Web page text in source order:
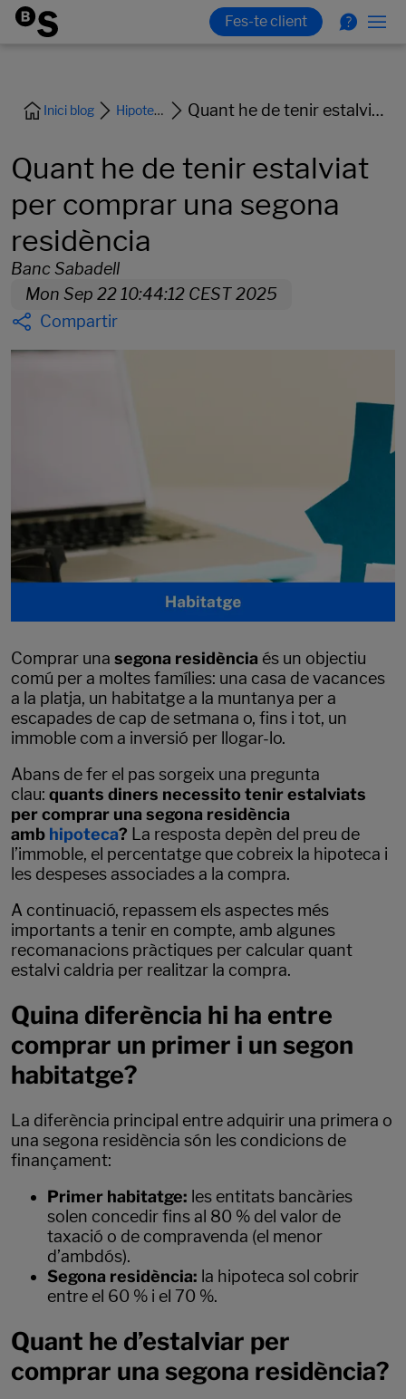
Inici blog Hipoteca i habitatge Quant he de tenir estalviat per comprar una segona residència
Quant he de tenir estalviat
per comprar una segona
residència
Banc Sabadell
Mon Sep 22 10:44:12 CEST 2025
Compartir
Comprar una segona residència és un objectiu
comú per a moltes famílies: una casa de vacances
a la platja, un habitatge a la muntanya per a
escapades de cap de setmana o, fins i tot, un
immoble com a inversió per llogar-lo.
Abans de fer el pas sorgeix una pregunta
clau: quants diners necessito tenir estalviats
per comprar una segona residència
amb hipoteca? La resposta depèn del preu de
l’immoble, el percentatge que cobreix la hipoteca i
les despeses associades a la compra.
A continuació, repassem els aspectes més
importants a tenir en compte, amb algunes
recomanacions pràctiques per calcular quant
estalvi caldria per realitzar la compra.
Quina diferència hi ha entre
comprar un primer i un segon
habitatge?
La diferència principal entre adquirir una primera o
una segona residència són les condicions de
finançament:
Primer habitatge: les entitats bancàries
solen concedir fins al 80 % del valor de
taxació o de compravenda (el menor
d’ambdós).
Segona residència: la hipoteca sol cobrir
entre el 60 % i el 70 %.
Quant he d’estalviar per
comprar una segona residència?